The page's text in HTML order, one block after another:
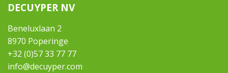
DECUYPER NV
Beneluxlaan 2
8970 Poperinge
+32 (0)57 33 77 77
info@decuyper.com